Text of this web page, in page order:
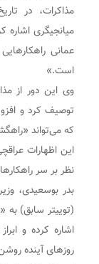
میانجیگری اشاره
عمانی
است.»
وی این دور از
توصیف کرد و
که می‌تواند
این اظهارات
نظر بر سر
بدر بوسعیدی،
(توییتر سابق) به
اشاره کرده و
روزهای آینده